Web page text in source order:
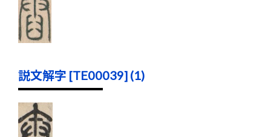
説文解字 [TE00039] (1)